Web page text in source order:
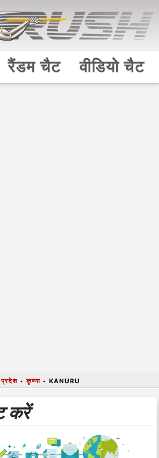
रैंडम चैट वीडियो चैट
•कृष्णा• KANURU
करें